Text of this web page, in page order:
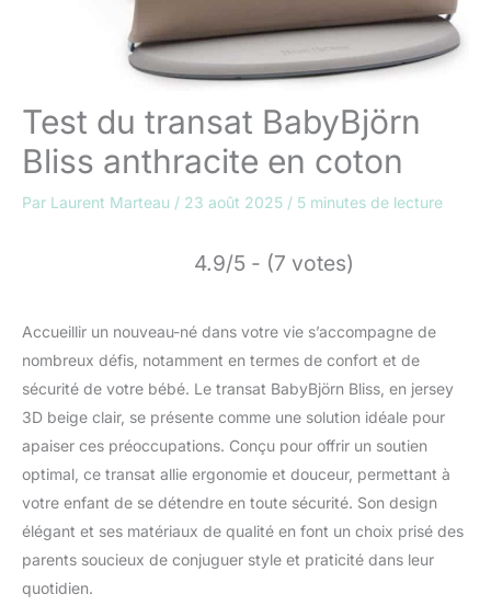
Test du transat BabyBjörn
Bliss anthracite en coton
Par Laurent Marteau / 23 août 2025 / 5 minutes de lecture
4.9/5 - (7 votes)
Accueillir un nouveau-né dans votre vie s’accompagne de
nombreux défis, notamment en termes de confort et de
sécurité de votre bébé. Le transat BabyBjörn Bliss, en jersey
3D beige clair, se présente comme une solution idéale pour
apaiser ces préoccupations. Conçu pour offrir un soutien
optimal, ce transat allie ergonomie et douceur, permettant à
votre enfant de se détendre en toute sécurité. Son design
élégant et ses matériaux de qualité en font un choix prisé des
parents soucieux de conjuguer style et praticité dans leur
quotidien.